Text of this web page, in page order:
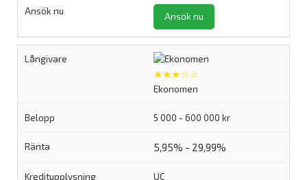
Ansök nu
★★★☆☆
Ekonomen
5 000 - 600 000 kr
5,95% - 29,99%
UC